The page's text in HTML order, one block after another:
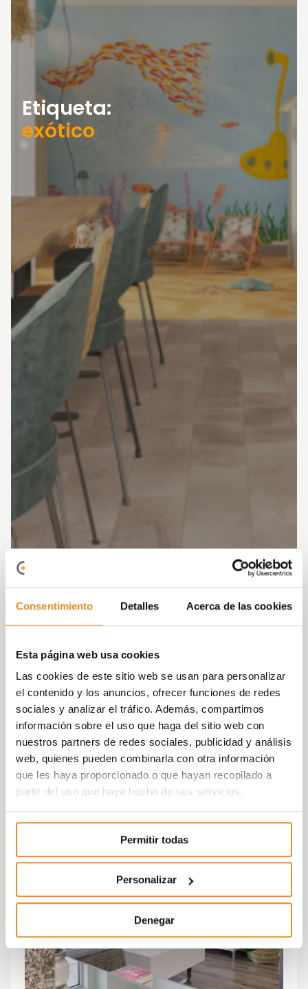
Consentimiento Detalles Acerca de las cookies
Esta página web usa cookies
Las cookies de este sitio web se usan para personalizar
el contenido y los anuncios, ofrecer funciones de redes
sociales y analizar el tráfico. Además, compartimos
información sobre el uso que haga del sitio web con
nuestros partners de redes sociales, publicidad y análisis
web, quienes pueden combinarla con otra información
que les haya proporcionado o que hayan recopilado a
partir del uso que haya hecho de sus servicios.
Permitir todas
Personalizar
Denegar
Etiqueta:
exótico